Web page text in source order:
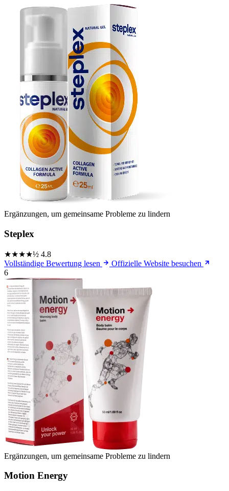
Ergänzungen, um gemeinsame Probleme zu lindern
Steplex
★★★★½ 4.8
Vollständige Bewertung lesen
Offizielle Website besuchen
6
Ergänzungen, um gemeinsame Probleme zu lindern
Motion Energy